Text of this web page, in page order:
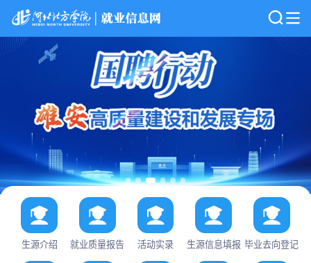
生源介绍 就业质量报告 活动实录 生源信息填报 毕业去向登记